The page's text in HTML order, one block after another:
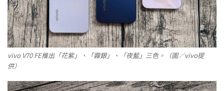
vivo V70 FE推出「花紫」、「霧銀」、「夜藍」三色。（圖／vivo提
供）